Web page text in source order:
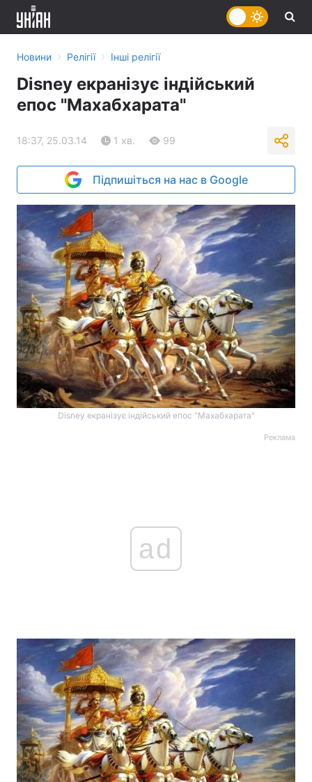
Головна Війна
Україна Політика
Економіка Світ
Спорт Наука
Новини › Релігії › Інші релігії
Disney екранізує індійський
епос "Махабхарата"
18:37, 25.03.14 1 хв. 99
Підпишіться на нас в Google
Disney екранізує індійський епос "Махабхарата"
Реклама
ad